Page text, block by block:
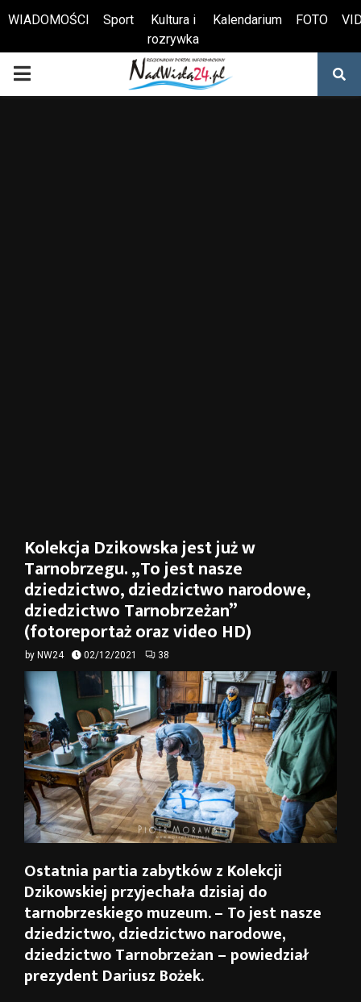
Otwórz pasek narzędzi
WIADOMOŚCI Sport
Kultura i
rozrywka
Kalendarium FOTO
PRIMARY
Kolekcja Dzikowska jest już w
Tarnobrzegu. „To jest nasze
dziedzictwo, dziedzictwo narodowe,
dziedzictwo Tarnobrzeżan”
(fotoreportaż oraz video HD)
by NW24 02/12/2021 38
Ostatnia partia zabytków z Kolekcji
Dzikowskiej przyjechała dzisiaj do
tarnobrzeskiego muzeum. – To jest nasze
dziedzictwo, dziedzictwo narodowe,
dziedzictwo Tarnobrzeżan – powiedział
prezydent Dariusz Bożek.